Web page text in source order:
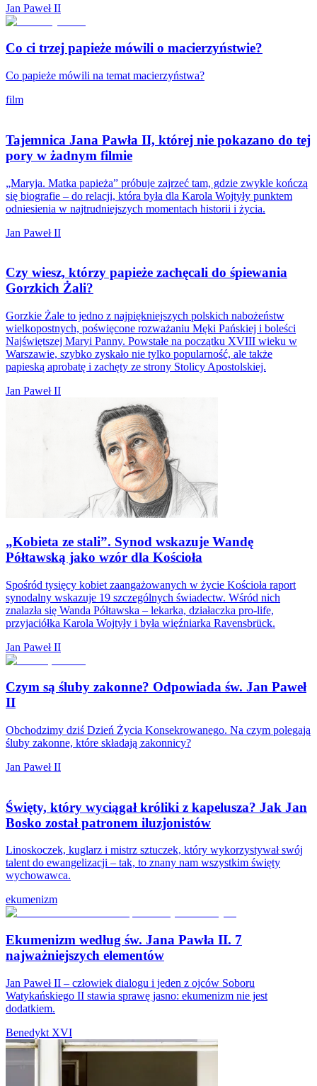
Jan Paweł II
Co ci trzej papieże mówili o macierzyństwie?
Co papieże mówili na temat macierzyństwa?
film
Tajemnica Jana Pawła II, której nie pokazano do tej
pory w żadnym filmie
„Maryja. Matka papieża” próbuje zajrzeć tam, gdzie zwykle kończą
się biografie – do relacji, która była dla Karola Wojtyły punktem
odniesienia w najtrudniejszych momentach historii i życia.
Jan Paweł II
Czy wiesz, którzy papieże zachęcali do śpiewania
Gorzkich Żali?
Gorzkie Żale to jedno z najpiękniejszych polskich nabożeństw
wielkopostnych, poświęcone rozważaniu Męki Pańskiej i boleści
Najświętszej Maryi Panny. Powstałe na początku XVIII wieku w
Warszawie, szybko zyskało nie tylko popularność, ale także
papieską aprobatę i zachęty ze strony Stolicy Apostolskiej.
Jan Paweł II
„Kobieta ze stali”. Synod wskazuje Wandę
Półtawską jako wzór dla Kościoła
Spośród tysięcy kobiet zaangażowanych w życie Kościoła raport
synodalny wskazuje 19 szczególnych świadectw. Wśród nich
znalazła się Wanda Półtawska – lekarka, działaczka pro-life,
przyjaciółka Karola Wojtyły i była więźniarka Ravensbrück.
Jan Paweł II
Czym są śluby zakonne? Odpowiada św. Jan Paweł
II
Obchodzimy dziś Dzień Życia Konsekrowanego. Na czym polegają
śluby zakonne, które składają zakonnicy?
Jan Paweł II
Święty, który wyciągał króliki z kapelusza? Jak Jan
Bosko został patronem iluzjonistów
Linoskoczek, kuglarz i mistrz sztuczek, który wykorzystywał swój
talent do ewangelizacji – tak, to znany nam wszystkim święty
wychowawca.
ekumenizm
Ekumenizm według św. Jana Pawła II. 7
najważniejszych elementów
Jan Paweł II – człowiek dialogu i jeden z ojców Soboru
Watykańskiego II stawia sprawę jasno: ekumenizm nie jest
dodatkiem.
Benedykt XVI